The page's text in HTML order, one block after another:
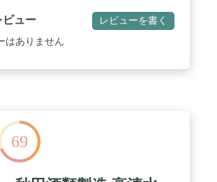
ビュー レビューを書く
はありません
69